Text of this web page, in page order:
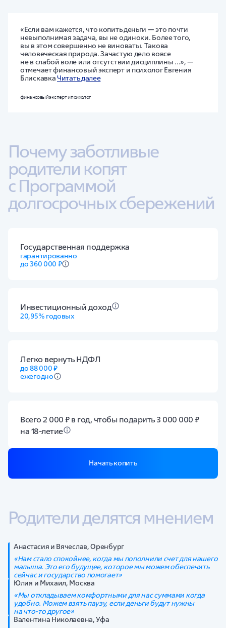
«Если вам кажется, что копить деньги — это почти
невыполнимая задача, вы не одиноки. Более того,
вы в этом совершенно не виноваты. Такова
человеческая природа. Зачастую дело вовсе
не в слабой воле или отсутствии дисциплины ...», —
отмечает финансовый эксперт и психолог Евгения
БлискавкаЧитать далее
финансовый эксперт и психолог
Почему заботливые
родители копят
с Программой
долгосрочных сбережений
Государственная поддержка
гарантированно
до 360 000 ₽
Инвестиционный доход
20,95% годовых
Легко вернуть НДФЛ
до 88 000 ₽
ежегодно
Всего 2 000 ₽ в год, чтобы подарить 3 000 000 ₽
на 18-летие
Начать копить
Родители делятся мнением
Анастасия и Вячеслав, Оренбург
«Нам стало спокойнее, когда мы пополнили счет для нашего
малыша. Это его будущее, которое мы можем обеспечить
сейчас и государство помогает»
Юлия и Михаил, Москва
«Мы откладываем комфортными для нас суммами когда
удобно. Можем взять паузу, если деньги будут нужны
на что-то другое»
Валентина Николаевна, Уфа